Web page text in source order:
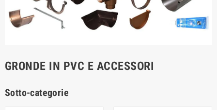
GRONDE IN PVC E ACCESSORI
Sotto-categorie